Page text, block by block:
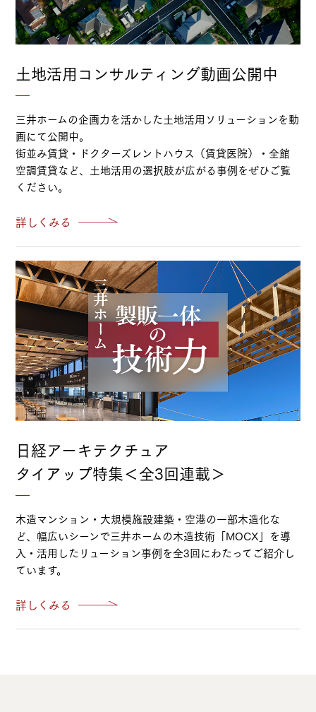
土地活用コンサルティング動画公開中
三井ホームの企画力を活かした土地活用ソリューションを動
画にて公開中。
街並み賃貸・ドクターズレントハウス（賃貸医院）・全館
空調賃貸など、土地活用の選択肢が広がる事例をぜひご覧
ください。
詳しくみる
日経アーキテクチュア
タイアップ特集＜全3回連載＞
木造マンション・大規模施設建築・空港の一部木造化な
ど、幅広いシーンで三井ホームの木造技術「MOCX」を導
入・活用したリューション事例を全3回にわたってご紹介し
ています。
詳しくみる